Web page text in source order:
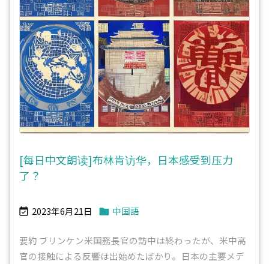
[每日中文朗读]布林肯访华，日本感受到压力
了？
 2023年6月21日  中国語
要約 ブリンケン米国務長官の訪中は終わったが、米中高
官の接触による反響は出始めたばかり。日本の主要メデ